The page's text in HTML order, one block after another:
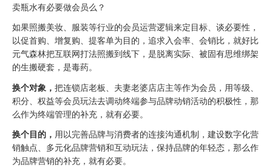
卖瓶水有必要做会员么？
如果照搬美妆、服装等行业的会员运营逻辑来定目标、谈必要性，
以促首购、增复购、提客单为目的，追求入会率、会销比，就好比
元气森林把互联网打法照搬到线下，是脱离实际、被固有思维绑架
的生搬硬套，是毒药。
换个对象， 把连锁店老板、夫妻老婆店店主等作为会员，用等级、
积分、权益等会员玩法去调动终端参与品牌动销活动的积极性，那
么作为终端管理的补充，就有必要。
换个目的， 用以完善品牌与消费者的连接沟通机制，建设数字化营
销触点、多元化品牌营销和互动玩法，保持品牌的年轻态，那么作
为品牌营销的补充，就有必要。